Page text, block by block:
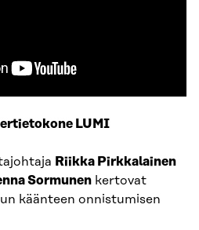
LUMI
Riikka Pirkkalainen
Sormunen kertovat
käänteen onnistumisen